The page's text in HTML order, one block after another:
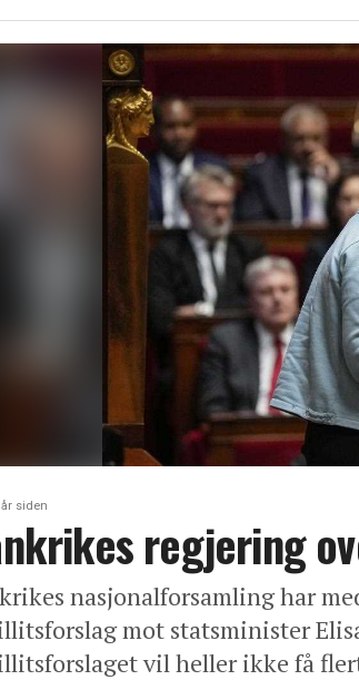
år siden
regjering
nasjonalforsamling har
mot statsminister
vil heller ikke få